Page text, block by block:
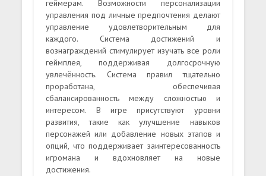
геймерам. Возможности персонализации
управления под личные предпочтения делают
управление удовлетворительным для
каждого. Система достижений и
вознаграждений стимулирует изучать все роли
геймплея, поддерживая долгосрочную
увлечённость. Система правил тщательно
проработана, обеспечивая
сбалансированность между сложностью и
интересом. В игре присутствуют уровни
развития, такие как улучшение навыков
персонажей или добавление новых этапов и
опций, что поддерживает заинтересованность
игромана и вдохновляет на новые
достижения.